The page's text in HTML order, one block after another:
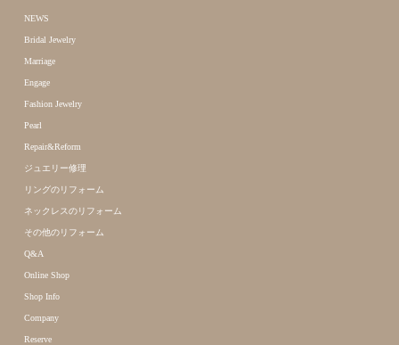
NEWS
Bridal Jewelry
Marriage
Engage
Fashion Jewelry
Pearl
Repair&Reform
ジュエリー修理
リングのリフォーム
ネックレスのリフォーム
その他のリフォーム
Q&A
Online Shop
Shop Info
Company
Reserve